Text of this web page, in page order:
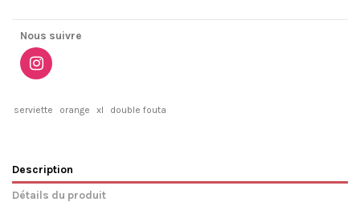
Nous suivre
serviette orange xl double fouta
Description
Détails du produit